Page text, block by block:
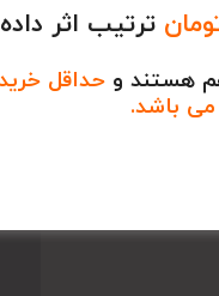
ترتیب اثر
هستند و حداقل
می باشد.